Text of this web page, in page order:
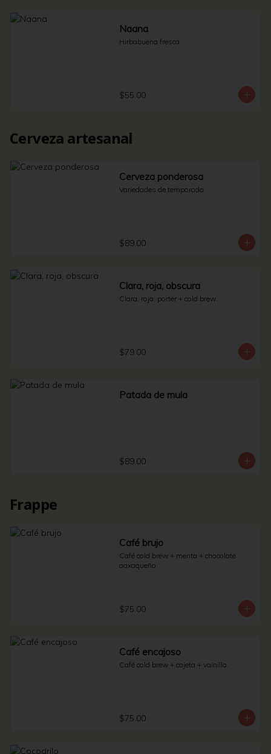
Naana
Hirbabuena fresca.
$55.00
Cerveza artesanal
Cerveza ponderosa
Variedades de temporada.
$89.00
Clara, roja, obscura
Clara, roja, porter + cold brew.
$79.00
Patada de mula
$89.00
Frappe
Café brujo
Café cold brew + menta + chocolate
oaxaqueño.
$75.00
Café encajoso
Café cold brew + cajeta + vainilla.
$75.00